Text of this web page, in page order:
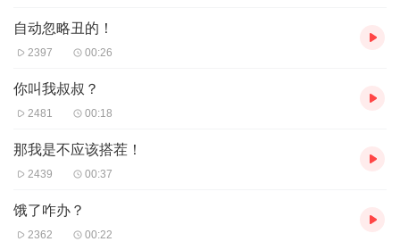
自动忽略丑的！
2397 00:26
你叫我叔叔？
2481 00:18
那我是不应该搭茬！
2439 00:37
饿了咋办？
2362 00:22